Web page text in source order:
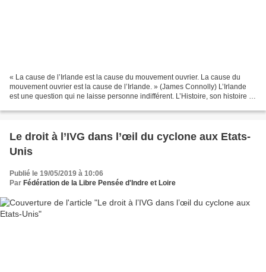
« La cause de l’Irlande est la cause du mouvement ouvrier. La cause du
mouvement ouvrier est la cause de l’Irlande. » (James Connolly) L’Irlande
est une question qui ne laisse personne indifférent. L’Histoire, son histoire se
Le droit à l’IVG dans l’œil du cyclone aux Etats-
Unis
Publié le 19/05/2019 à 10:06
Par Fédération de la Libre Pensée d'Indre et Loire